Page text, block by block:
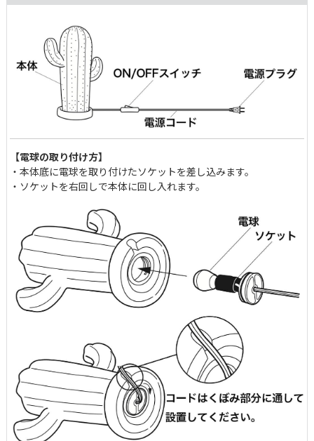
【電球の取り付け方】
・本体底に電球を取り付けたソケットを差し込みます。
・ソケットを右回しで本体に回し入れます。